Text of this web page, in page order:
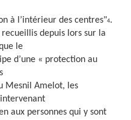
à l’intérieur des centres"4.
depuis lors sur la
le
d’une « protection au
Mesnil Amelot, les
intervenant
aux personnes qui y sont